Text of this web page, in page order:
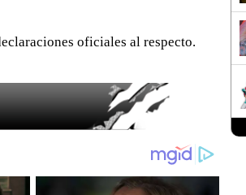
oficiales al respecto.